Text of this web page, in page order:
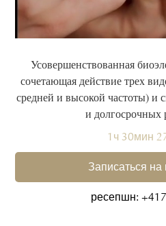
Усовершенствованная
сочетающая действие трех
средней и высокой частоты) и
и долгосрочных
1ч 30мин
Записаться на
ресепшн: